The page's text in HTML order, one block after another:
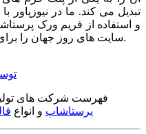
تبدیل می کند. ما در نیوزپاور
و استفاده از فریم ورک
سایت های روز جهان را برای شما طراحی می کنیم.
فهرست شرکت های
پرستاشاپ و انواع